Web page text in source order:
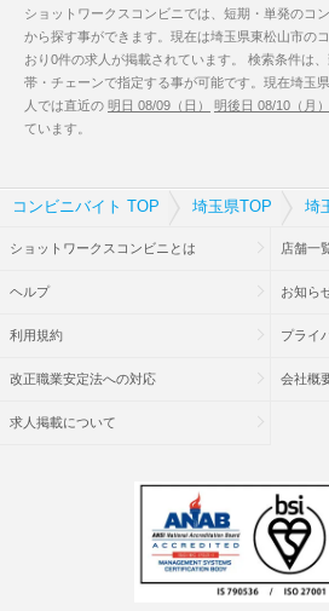
ショットワークスコンビニでは、短期・単発のコ
から探す事ができます。現在は埼玉県東松山市の
おり0件の求人が掲載されています。 検索条件は
帯・チェーンで指定する事が可能です。現在埼玉
人では直近の 明日 08/09（日） 明後日 08/10（月）
ています。
コンビニバイト TOP 埼玉県TOP 埼
ショットワークスコンビニとは 店舗一
ヘルプ お知ら
利用規約 プライ
改正職業安定法への対応 会社概
求人掲載について